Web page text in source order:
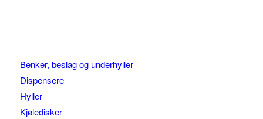
Benker, beslag og underhyller
Dispensere
Hyller
Kjøledisker